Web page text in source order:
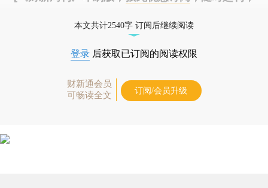
本文共计2540字 订阅后继续阅读
登录 后获取已订阅的阅读权限
财新通会员
可畅读全文
订阅/会员升级